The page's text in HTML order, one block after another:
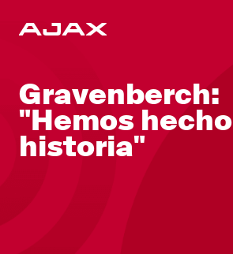
Gravenberch:
"Hemos hecho
historia"